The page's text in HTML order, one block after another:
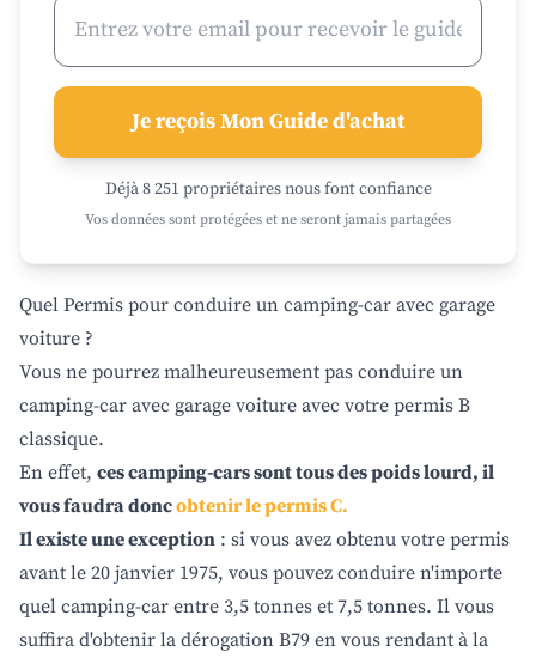
Je reçois Mon Guide d'achat
Déjà 8 251 propriétaires nous font confiance
Vos données sont protégées et ne seront jamais partagées
Quel Permis pour conduire un camping-car avec garage
voiture ?
Vous ne pourrez malheureusement pas conduire un
camping-car avec garage voiture avec votre permis B
classique.
En effet, ces camping-cars sont tous des poids lourd, il
vous faudra doncobtenir le permis C.
Il existe une exception : si vous avez obtenu votre permis
avant le 20 janvier 1975, vous pouvez conduire n'importe
quel camping-car entre 3,5 tonnes et 7,5 tonnes. Il vous
suffira d'obtenir la dérogation B79 en vous rendant à la